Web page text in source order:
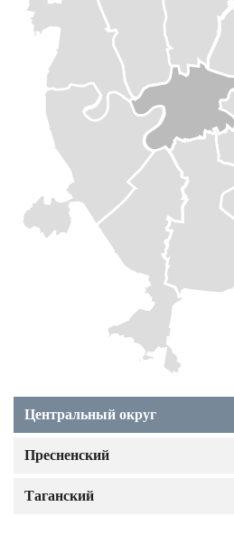
Центральный округ
Пресненский
Таганский